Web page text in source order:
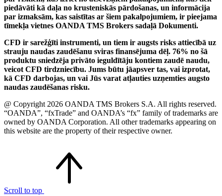
piedāvāti kā daļa no krusteniskās pārdošanas, un informācija
par izmaksām, kas saistītas ar šiem pakalpojumiem, ir pieejama
tīmekļa vietnes OANDA TMS Brokers sadaļā Dokumenti.
CFD ir sarežģīti instrumenti, un tiem ir augsts risks attiecībā uz
strauju naudas zaudēšanu sviras finansējuma dēļ. 76% no šā
produktu sniedzēja privāto ieguldītāju kontiem zaudē naudu,
veicot CFD tirdzniecību. Jums būtu jāapsver tas, vai izprotat,
kā CFD darbojas, un vai Jūs varat atļauties uzņemties augsto
naudas zaudēšanas risku.
@ Copyright 2026 OANDA TMS Brokers S.A. All rights reserved.
“OANDA”, “fxTrade” and OANDA’s “fx” family of trademarks are
owned by OANDA Corporation. All other trademarks appearing on
this website are the property of their respective owner.
Scroll to top